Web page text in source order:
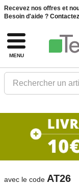
Recevez nos offres et
Besoin d'aide ?
MENU
Rechercher un
10€ de réduction dès 40€ d'achat. Offre
valable du 03/08/
avec le code AT26